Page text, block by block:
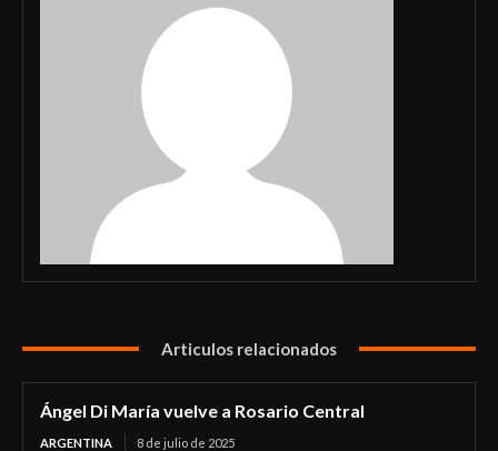
Articulos relacionados
Ángel Di María vuelve a Rosario Central
ARGENTINA 8 de julio de 2025